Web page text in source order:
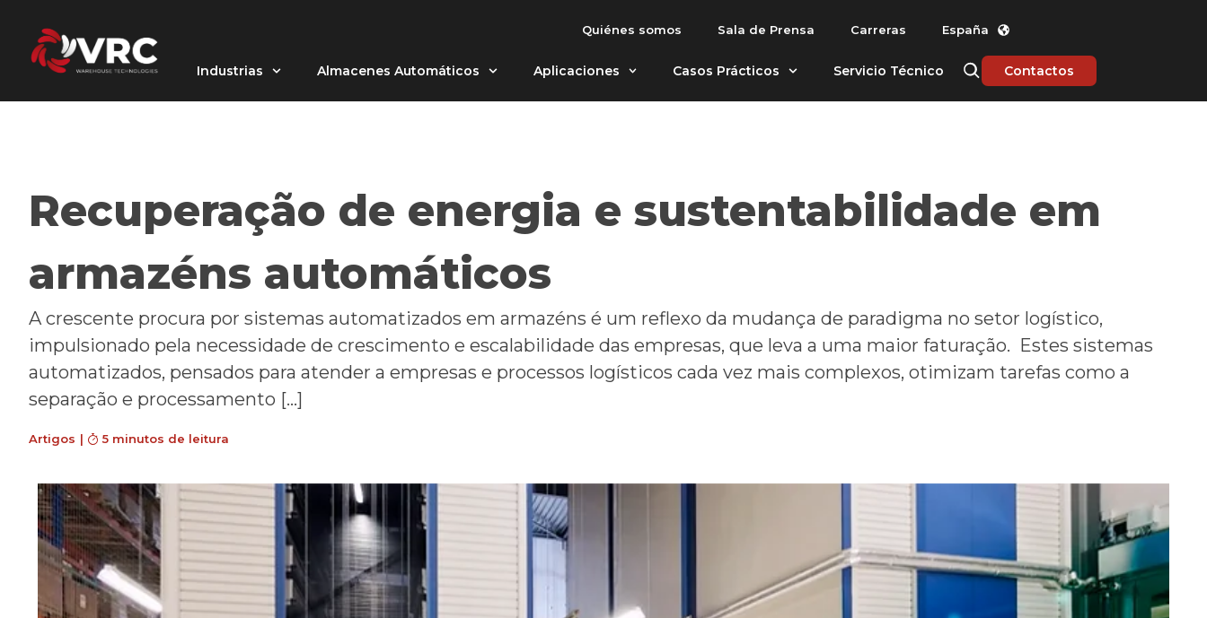
Quiénes somos Sala de Prensa Carreras España
Industrias Almacenes Automáticos Aplicaciones Casos Prácticos Servicio Técnico Contactos
Recuperação de energia e sustentabilidade em
armazéns automáticos
A crescente procura por sistemas automatizados em armazéns é um reflexo da mudança de paradigma no setor logístico,
impulsionado pela necessidade de crescimento e escalabilidade das empresas, que leva a uma maior faturação. Estes sistemas
automatizados, pensados para atender a empresas e processos logísticos cada vez mais complexos, otimizam tarefas como a
separação e processamento […]
Artigos | 5 minutos de leitura